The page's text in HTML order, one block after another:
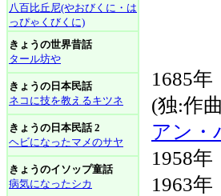
八百比丘尼(やおびくに・は
っぴゃくびくに)
きょうの世界昔話
タール坊や
きょうの日本民話
ネコに技を教えるキツネ
きょうの日本民話 2
ヘビになったマメのサヤ
きょうのイソップ童話
病気になったシカ
1685
(独:作
アン・
1958
1963